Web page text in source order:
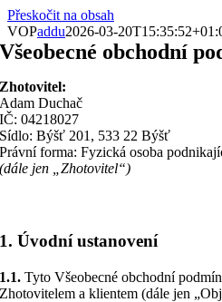
Přeskočit na obsah
VOPaddu2026-03-
Všeobecné obchodní
Zhotovitel:
Adam Duchač
IČ: 04218027
Sídlo: Býšť 201, 533 22 Býšť
Právní forma: Fyzická osoba
(dále jen „Zhotovitel“)
1. Úvodní ustanovení
1.1. Tyto Všeobecné obchodní
Zhotovitelem a klientem (dále jen